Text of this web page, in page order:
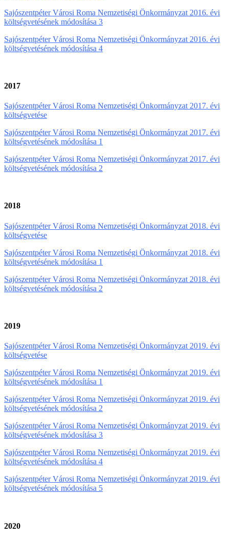
Sajószentpéter Városi Roma Nemzetiségi Önkormányzat 2016. évi
költségvetésének módosítása 3
Sajószentpéter Városi Roma Nemzetiségi Önkormányzat 2016. évi
költségvetésének módosítása 4
2017
Sajószentpéter Városi Roma Nemzetiségi Önkormányzat 2017. évi
költségvetése
Sajószentpéter Városi Roma Nemzetiségi Önkormányzat 2017. évi
költségvetésének módosítása 1
Sajószentpéter Városi Roma Nemzetiségi Önkormányzat 2017. évi
költségvetésének módosítása 2
2018
Sajószentpéter Városi Roma Nemzetiségi Önkormányzat 2018. évi
költségvetése
Sajószentpéter Városi Roma Nemzetiségi Önkormányzat 2018. évi
költségvetésének módosítása 1
Sajószentpéter Városi Roma Nemzetiségi Önkormányzat 2018. évi
költségvetésének módosítása 2
2019
Sajószentpéter Városi Roma Nemzetiségi Önkormányzat 2019. évi
költségvetése
Sajószentpéter Városi Roma Nemzetiségi Önkormányzat 2019. évi
költségvetésének módosítása 1
Sajószentpéter Városi Roma Nemzetiségi Önkormányzat 2019. évi
költségvetésének módosítása 2
Sajószentpéter Városi Roma Nemzetiségi Önkormányzat 2019. évi
költségvetésének módosítása 3
Sajószentpéter Városi Roma Nemzetiségi Önkormányzat 2019. évi
költségvetésének módosítása 4
Sajószentpéter Városi Roma Nemzetiségi Önkormányzat 2019. évi
költségvetésének módosítása 5
2020